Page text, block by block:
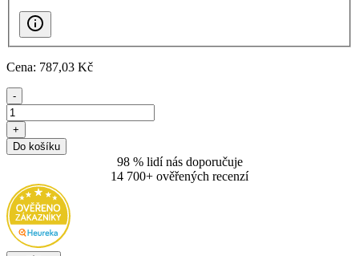
Cena: 787,03 Kč
-
+
Do košíku
98 % lidí nás doporučuje
14 700+ ověřených recenzí